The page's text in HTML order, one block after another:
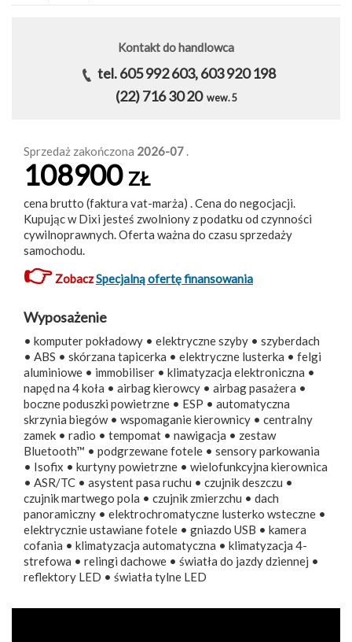
Kontakt do handlowca
tel. 605 992 603, 603 920 198
(22) 716 30 20 wew. 5
Sprzedaż zakończona 2026-07 .
108900 ZŁ
cena brutto (faktura vat-marża) . Cena do negocjacji.
Kupując w Dixi jesteś zwolniony z podatku od czynności
cywilnoprawnych. Oferta ważna do czasu sprzedaży
samochodu.
👉ZobaczSpecjalną ofertę finansowania
Wyposażenie
• komputer pokładowy • elektryczne szyby • szyberdach
• ABS • skórzana tapicerka • elektryczne lusterka • felgi
aluminiowe • immobiliser • klimatyzacja elektroniczna •
napęd na 4 koła • airbag kierowcy • airbag pasażera •
boczne poduszki powietrzne • ESP • automatyczna
skrzynia biegów • wspomaganie kierownicy • centralny
zamek • radio • tempomat • nawigacja • zestaw
Bluetooth™ • podgrzewane fotele • sensory parkowania
• Isofix • kurtyny powietrzne • wielofunkcyjna kierownica
• ASR/TC • asystent pasa ruchu • czujnik deszczu •
czujnik martwego pola • czujnik zmierzchu • dach
panoramiczny • elektrochromatyczne lusterko wsteczne •
elektrycznie ustawiane fotele • gniazdo USB • kamera
cofania • klimatyzacja automatyczna • klimatyzacja 4-
strefowa • relingi dachowe • światła do jazdy dziennej •
reflektory LED • światła tylne LED